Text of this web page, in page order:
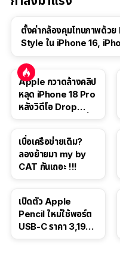
ตั้งค่ากล้องคุมโทนภาพด้ว
Style ใน iPhone 16,
Apple กวาดล้างคลิป
หลุด iPhone 18 Pro
หลังวิดีโอ Drop
เบื่อเครือข่ายเดิม?
ลองย้ายมา my by
CAT กันเถอะ !!!
เปิดตัว Apple
Pencil ใหม่ใช้พอร์ต
USB-C ราคา 3,190